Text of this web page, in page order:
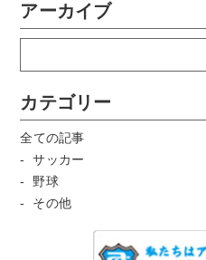
アーカイブ
カテゴリー
全ての記事
サッカー
野球
その他